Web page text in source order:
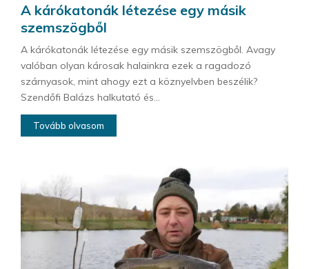
A kárókatonák létezése egy másik
szemszögből
A kárókatonák létezése egy másik szemszögből. Avagy
valóban olyan károsak halainkra ezek a ragadozó
szárnyasok, mint ahogy ezt a köznyelvben beszélik?
Szendőfi Balázs halkutató és...
Tovább olvasom